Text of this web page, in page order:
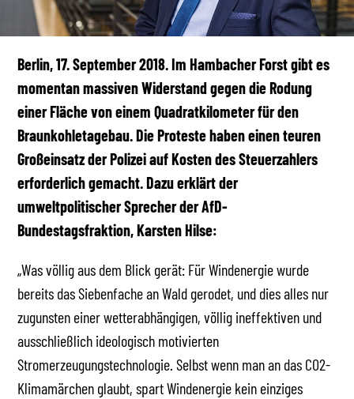
Berlin, 17. September 2018. Im Hambacher Forst gibt es
momentan massiven Widerstand gegen die Rodung
einer Fläche von einem Quadratkilometer für den
Braunkohletagebau. Die Proteste haben einen teuren
Großeinsatz der Polizei auf Kosten des Steuerzahlers
erforderlich gemacht. Dazu erklärt der
umweltpolitischer Sprecher der AfD-
Bundestagsfraktion, Karsten Hilse:
„Was völlig aus dem Blick gerät: Für Windenergie wurde
bereits das Siebenfache an Wald gerodet, und dies alles nur
zugunsten einer wetterabhängigen, völlig ineffektiven und
ausschließlich ideologisch motivierten
Stromerzeugungstechnologie. Selbst wenn man an das CO2-
Klimamärchen glaubt, spart Windenergie kein einziges